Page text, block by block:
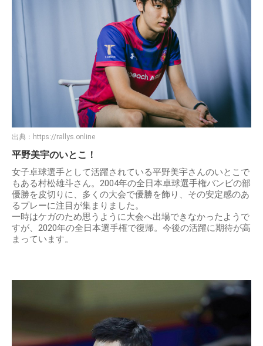
出典： https://rallys.online
平野美宇のいとこ！
女子卓球選手として活躍されている平野美宇さんのいとこで
もある村松雄斗さん。2004年の全日本卓球選手権バンビの部
優勝を皮切りに、多くの大会で優勝を飾り、その安定感のあ
るプレーに注目が集まりました。
一時はケガのため思うように大会へ出場できなかったようで
すが、2020年の全日本選手権で復帰。今後の活躍に期待が高
まっています。